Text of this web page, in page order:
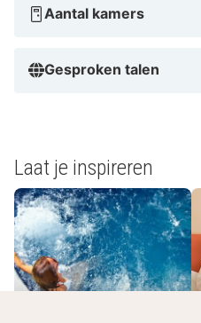
Aantal kamers
Gesproken talen
Laat je inspireren